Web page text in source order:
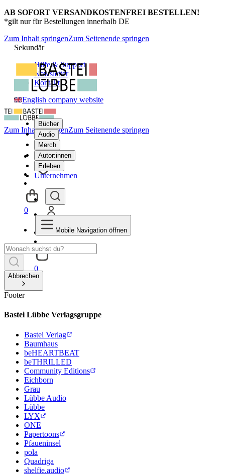
AB SOFORT VERSANDKOSTENFREI BESTELLEN!
*gilt nur für Bestellungen innerhalb DE
Zum Inhalt springenZum Seitenende springen
Sekundär
Hilfe & Support
Newsletter
Kontakt
English company website
Bücher
Audio
Merch
Autor:innen
Erleben
Unternehmen
0
Zum Inhalt springenZum Seitenende springen
0
Mobile Navigation öffnen
Abbrechen
Footer
Bastei Lübbe Verlagsgruppe
Bastei Verlag
Baumhaus
beHEARTBEAT
beTHRILLED
Community Editions
Eichborn
Grau
Lübbe Audio
Lübbe
LYX
ONE
Papertoons
Pfaueninsel
pola
Quadriga
shelfie.audio